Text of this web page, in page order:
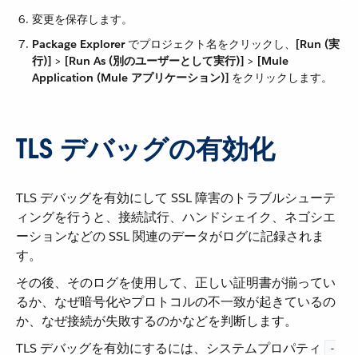
変更を保存します。
Package Explorer​ でプロジェクト名をクリックし、​ [Run (実
行)] ​ > ​ [Run As (別のユーザーとして実行)] ​ > ​ [Mule
Application (Mule アプリケーション)] ​ をクリックします。
TLS デバッグの有効化
TLS デバッグを有効にして SSL 障害のトラブルシューテ
ィングを行うと、接続試行、ハンドシェイク、ネゴシエ
ーションなどの SSL 関連のデータがログに記録されま
す。
その後、そのログを使用して、正しい証明書が揃ってい
るか、なぜ暗号化やプロトコルの不一致が起きているの
か、なぜ接続が失敗するのかなどを判断します。
TLS デバッグを有効にするには、システムプロパティ ​
-